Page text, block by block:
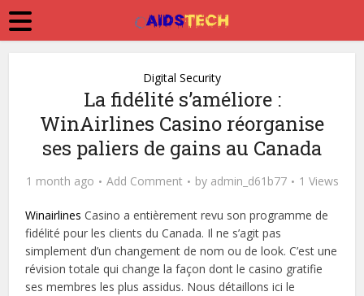
Digital Security
La fidélité s’améliore :
WinAirlines Casino réorganise
ses paliers de gains au Canada
1 month ago Add Comment by admin_d61b77 1 Views
Winairlines Casino a entièrement revu son programme de
fidélité pour les clients du Canada. Il ne s’agit pas
simplement d’un changement de nom ou de look. C’est une
révision totale qui change la façon dont le casino gratifie
ses membres les plus assidus. Nous détaillons ici le